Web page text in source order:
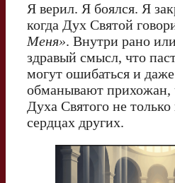
Я верил. Я боялся. Я
когда Дух Святой
Меня». Внутри рано
здравый смысл, что
могут ошибаться и
обманывают прихожан,
Духа Святого не
сердцах других.